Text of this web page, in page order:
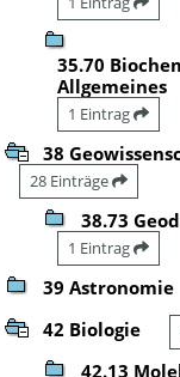
35.70
Allgemeines
1 Eintrag
38
28 Einträge
38.73
1 Eintrag
39 Astronomie
42 Biologie
42.13